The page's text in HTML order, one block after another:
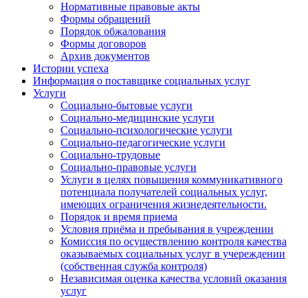
Нормативные правовые акты
Формы обращений
Порядок обжалования
Формы договоров
Архив документов
Истории успеха
Информация о поставщике социальных услуг
Услуги
Социально-бытовые услуги
Социально-медицинские услуги
Социально-психологические услуги
Социально-педагогические услуги
Социально-трудовые
Социально-правовые услуги
Услуги в целях повышения коммуникативного
потенциала получателей социальных услуг,
имеющих ограничения жизнедеятельности.
Порядок и время приема
Условия приёма и пребывания в учреждении
Комиссия по осуществлению контроля качества
оказываемых социальных услуг в учереждении
(собственная служба контроля)
Независимая оценка качества условий оказания
услуг